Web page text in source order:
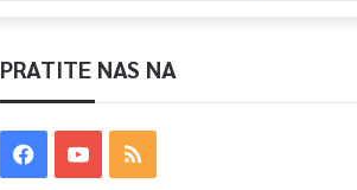
PRATITE NAS NA